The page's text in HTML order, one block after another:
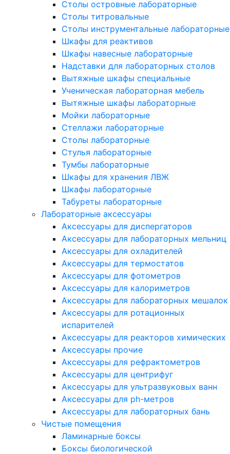
Столы островные лабораторные
Столы титровальные
Столы инструментальные лабораторные
Шкафы для реактивов
Шкафы навесные лабораторные
Надставки для лабораторных столов
Вытяжные шкафы специальные
Ученическая лабораторная мебель
Вытяжные шкафы лабораторные
Мойки лабораторные
Стеллажи лабораторные
Столы лабораторные
Стулья лабораторные
Тумбы лабораторные
Шкафы для хранения ЛВЖ
Шкафы лабораторные
Табуреты лабораторные
Лабораторные аксессуары
Аксессуары для диспергаторов
Аксессуары для лабораторных мельниц
Аксессуары для охладителей
Аксессуары для термостатов
Аксессуары для фотометров
Аксессуары для калориметров
Аксессуары для лабораторных мешалок
Аксессуары для ротационных
испарителей
Аксессуары для реакторов химических
Аксессуары прочие
Аксессуары для рефрактометров
Аксессуары для центрифуг
Аксессуары для ультразвуковых ванн
Аксессуары для ph-метров
Аксессуары для лабораторных бань
Чистые помещения
Ламинарные боксы
Боксы биологической